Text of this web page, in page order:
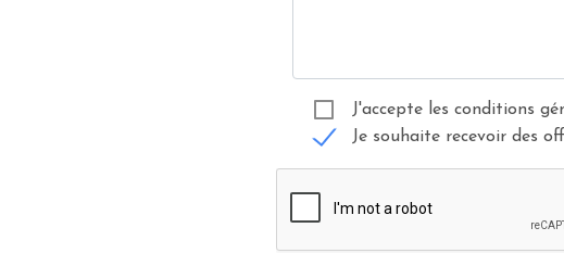
J'accepte les conditions
Je souhaite recevoir des